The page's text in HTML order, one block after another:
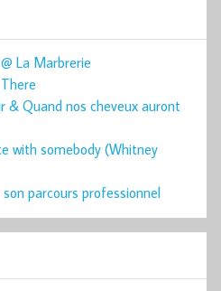
La Marbrerie
Quand nos cheveux auront
with somebody (Whitney
son parcours professionnel